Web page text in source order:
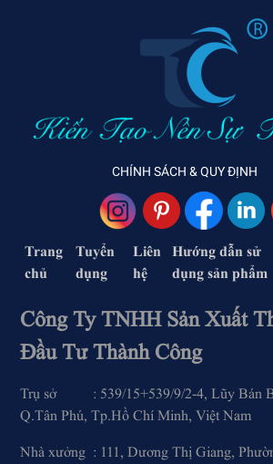
CHÍNH SÁCH & QUY ĐỊNH
Trang
chủ
Tuyển
dụng
Liên
hệ
Hướng dẫn sử
dụng sản phẩm
Công Ty TNHH Sản Xuất
Đầu Tư Thành Công
Trụ sở : 539/15+539/9/2-4, Lũy Bán
Q.Tân Phú, Tp.Hồ Chí Minh, Việt Nam
Nhà xưởng : 111, Dương Thị Giang,